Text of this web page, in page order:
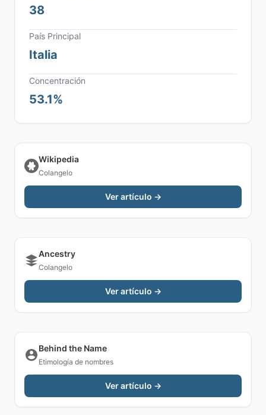
38
País Principal
Italia
Concentración
53.1%
Wikipedia
Colangelo
Ver artículo →
Ancestry
Colangelo
Ver artículo →
Behind the Name
Etimología de nombres
Ver artículo →